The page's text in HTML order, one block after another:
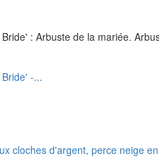
: Arbuste de la mariée.
-...